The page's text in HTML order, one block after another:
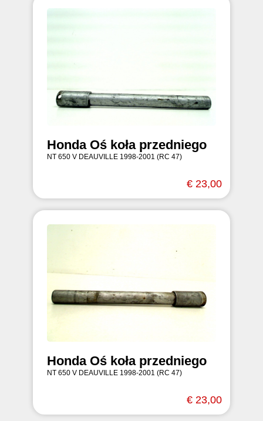
Honda Oś koła przedniego
NT 650 V DEAUVILLE 1998-2001 (RC 47)
€ 23,00
Honda Oś koła przedniego
NT 650 V DEAUVILLE 1998-2001 (RC 47)
€ 23,00